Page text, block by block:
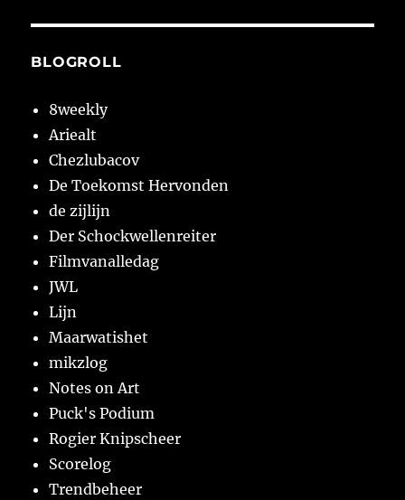
BLOGROLL
8weekly
Ariealt
Chezlubacov
De Toekomst Hervonden
de zijlijn
Der Schockwellenreiter
Filmvanalledag
JWL
Lijn
Maarwatishet
mikzlog
Notes on Art
Puck's Podium
Rogier Knipscheer
Scorelog
Trendbeheer